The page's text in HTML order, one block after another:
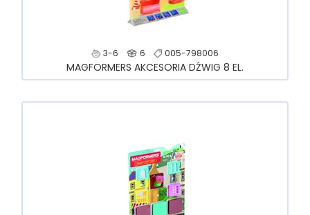
3-6 6 005-798006
MAGFORMERS AKCESORIA DŹWIG 8 EL.